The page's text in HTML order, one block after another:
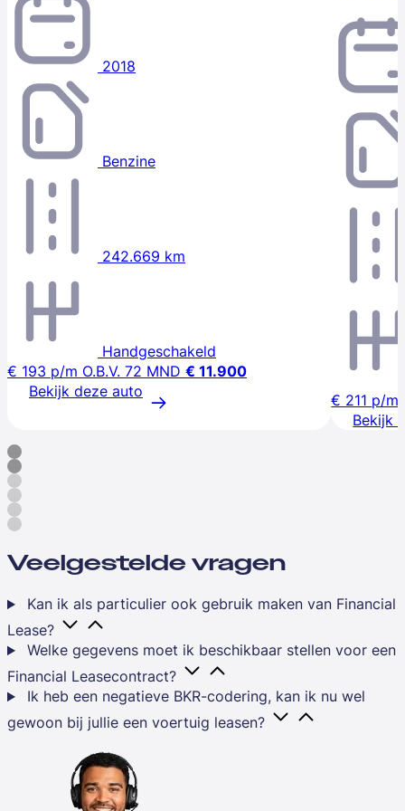
2018
Benzine
242.669 km
Handgeschakeld
€ 193 p/m O.B.V. 72 MND € 11.900
Bekijk deze auto
€ 211 p/m
Bekijk
Veelgestelde vragen
Kan ik als particulier ook gebruik maken van Financial
Lease?
Welke gegevens moet ik beschikbaar stellen voor een
Financial Leasecontract?
Ik heb een negatieve BKR-codering, kan ik nu wel
gewoon bij jullie een voertuig leasen?